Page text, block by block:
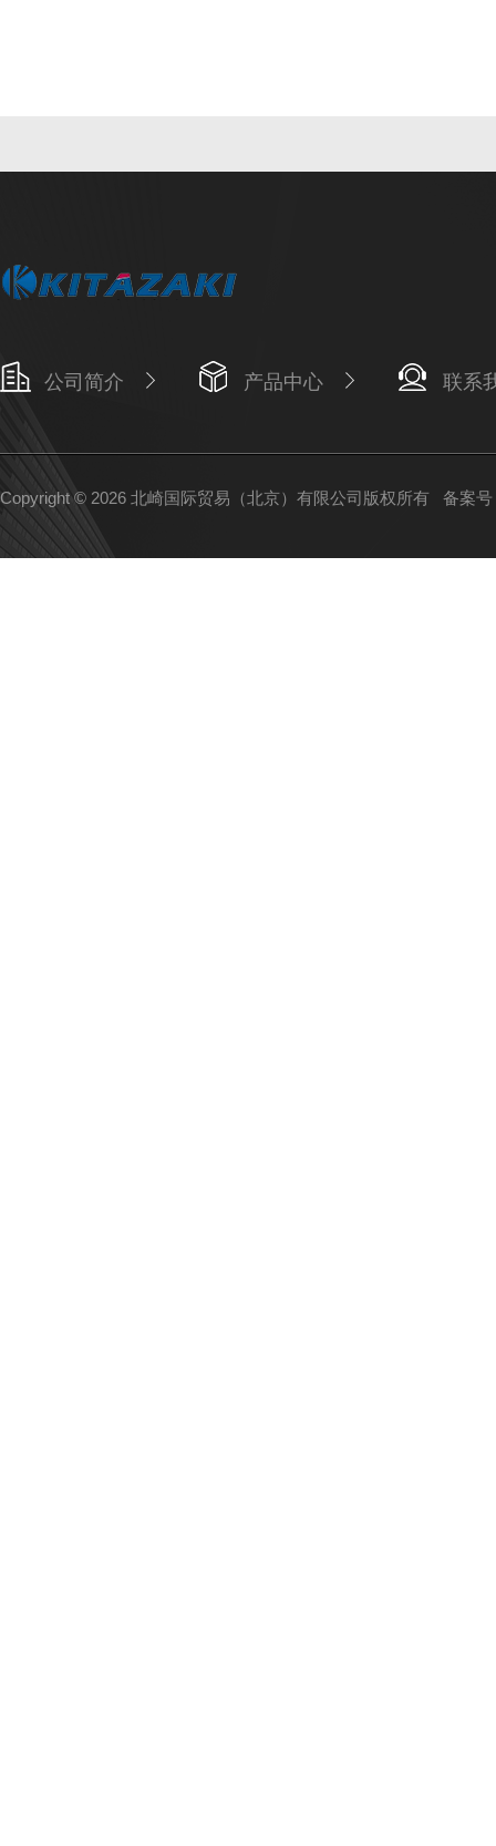
公司简介 产品中心 联系
Copyright © 2026 北崎国际贸易（北京）有限公司版权所有 备案号